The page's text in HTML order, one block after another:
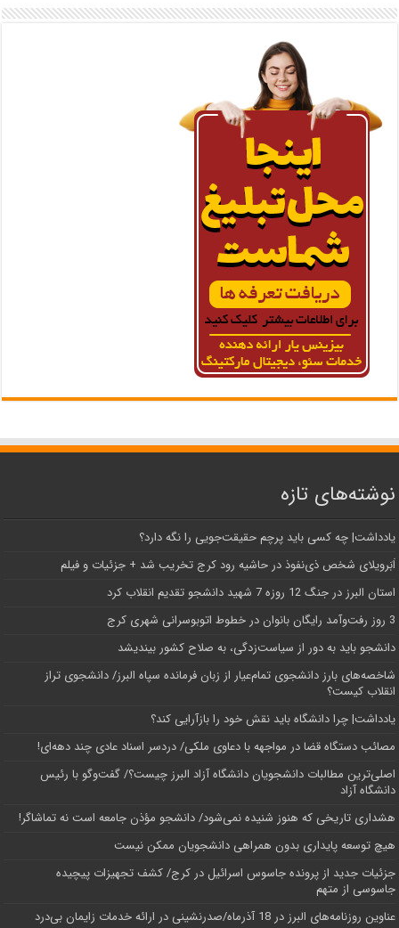
نوشته‌های تازه
یادداشت| ‌چه کسی باید پرچم حقیقت‌جویی را نگه دارد؟
اَبَر‌ویلای شخص ذی‌نفوذ در حاشیه‌ رود کرج تخریب شد + جزئیات و فیلم
استان البرز در جنگ 12 روزه 7 شهید دانشجو تقدیم انقلاب کرد
3 روز رفت‌وآمد رایگان بانوان در خطوط اتوبوسرانی شهری کرج
دانشجو باید به دور از سیاست‌زدگی، به صلاح کشور بیندیشد
شاخصه‌های بارز دانشجوی تمام‌عیار از زبان فرمانده سپاه البرز/ دانشجوی تراز
انقلاب کیست؟
یادداشت| چرا دانشگاه باید نقش خود را بازآرایی کند؟
مصائب دستگاه قضا در مواجهه با دعاوی ملکی/ دردسر اسناد عادی چند‌ دهه‌ای!
اصلی‌ترین مطالبات دانشجویان دانشگاه آزاد البرز چیست؟/ گفت‌وگو با رئیس
دانشگاه آز‌اد
هشداری تاریخی که هنوز شنیده نمی‌شود/ دانشجو مؤذن جامعه است نه تماشاگر!
هیچ توسعه پایداری بدون همراهی دانشجویان ممکن نیست
جزئیات جدید از پرونده جاسوس اسرائیل در کرج/‌ کشف تجهیزات پیچیده
جاسوسی از متهم
عناوین روزنامه‌های البرز در ‌18 آذرماه/صدرنشینی در ارائه خدمات زایمان بی‌درد